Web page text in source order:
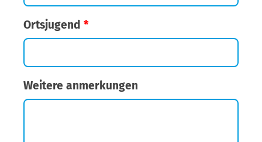
Ortsjugend *
Weitere anmerkungen